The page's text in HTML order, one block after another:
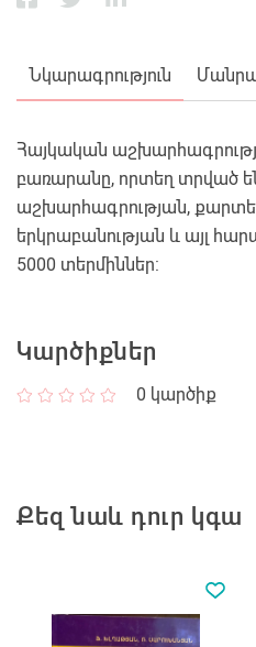
Նկարագրություն
Հայկական
բառարանը, որտեղ տրված
աշխարհագրության,
երկրաբանության և այլ
5000 տերմիններ:
Կարծիքներ
0 կարծիք
Քեզ նաև դուր կգա